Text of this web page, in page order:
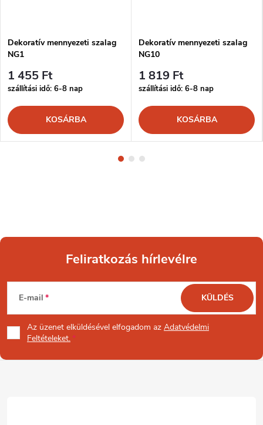
Dekoratív mennyezeti szalag
NG1
1 455 Ft
szállítási idő: 6-8 nap
KOSÁRBA
Dekoratív mennyezeti szalag
NG10
1 819 Ft
szállítási idő: 6-8 nap
KOSÁRBA
L
á
b
Feliratkozás hírlevélre
E-mail
Az üzenet elküldésével elfogadom az Adatvédelmi
Feltételeket.
KÜLDÉS